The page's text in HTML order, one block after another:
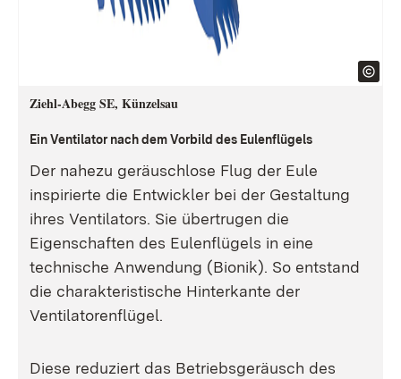
Ziehl-Abegg SE, Künzelsau
Ein Ventilator nach dem Vorbild des Eulenflügels
Der nahezu geräuschlose Flug der Eule
inspirierte die Entwickler bei der Gestaltung
ihres Ventilators. Sie übertrugen die
Eigenschaften des Eulenflügels in eine
technische Anwendung (Bionik). So entstand
die charakteristische Hinterkante der
Ventilatorenflügel.
Diese reduziert das Betriebsgeräusch des